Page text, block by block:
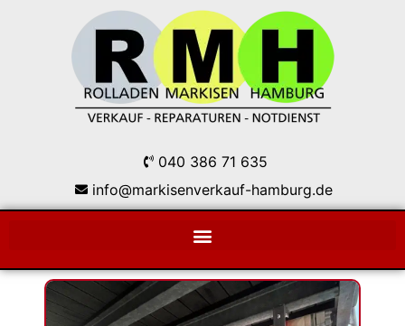
040 386 71 635
info@markisenverkauf-hamburg.de